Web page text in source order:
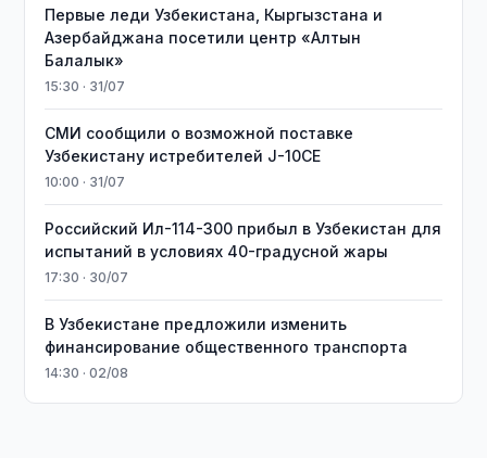
Первые леди Узбекистана, Кыргызстана и
Азербайджана посетили центр «Алтын
Балалык»
15:30 · 31/07
СМИ сообщили о возможной поставке
Узбекистану истребителей J-10CE
10:00 · 31/07
Российский Ил-114-300 прибыл в Узбекистан для
испытаний в условиях 40-градусной жары
17:30 · 30/07
В Узбекистане предложили изменить
финансирование общественного транспорта
14:30 · 02/08